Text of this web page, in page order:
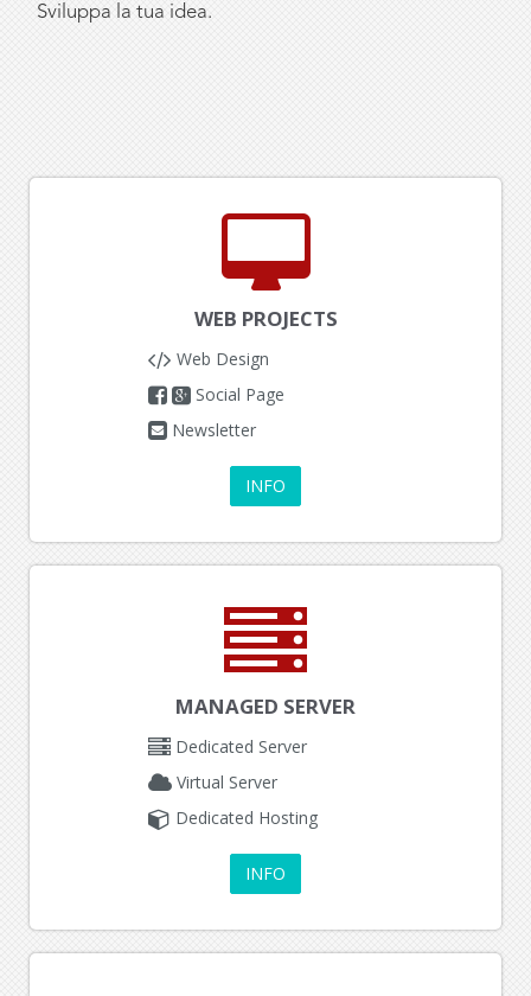
Sviluppa la tua idea.
WEB PROJECTS
Web Design
Social Page
Newsletter
INFO
MANAGED SERVER
Dedicated Server
Virtual Server
Dedicated Hosting
INFO